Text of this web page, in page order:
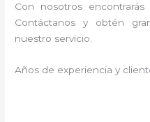
Con nosotros
Contáctanos y obtén
nuestro servicio.
Años de experiencia y